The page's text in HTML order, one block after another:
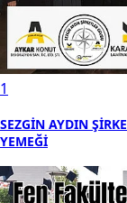
1
SEZGİN AYDIN
YEMEĞİ